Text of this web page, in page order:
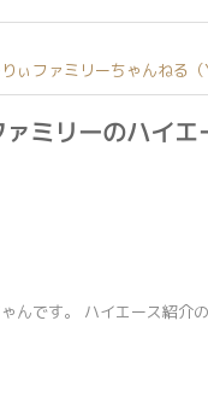
ぃファミリーちゃんねる（
ミリーのハイ
んです。 ハイエース紹介